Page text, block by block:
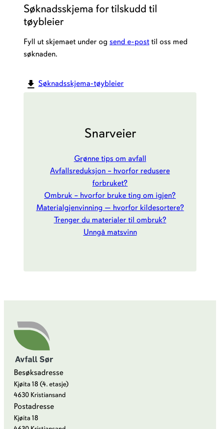
Søknadsskjema for tilskudd til
tøybleier
Fyll ut skjemaet under og send e-post til oss med
søknaden.
Søknadsskjema-tøybleier
Snarveier
Grønne tips om avfall
Avfallsreduksjon – hvorfor redusere
forbruket?
Ombruk – hvorfor bruke ting om igjen?
Materialgjenvinning — hvorfor kildesortere?
Trenger du materialer til ombruk?
Unngå matsvinn
Besøksadresse
Kjøita 18 (4. etasje)
4630 Kristiansand
Postadresse
Kjøita 18